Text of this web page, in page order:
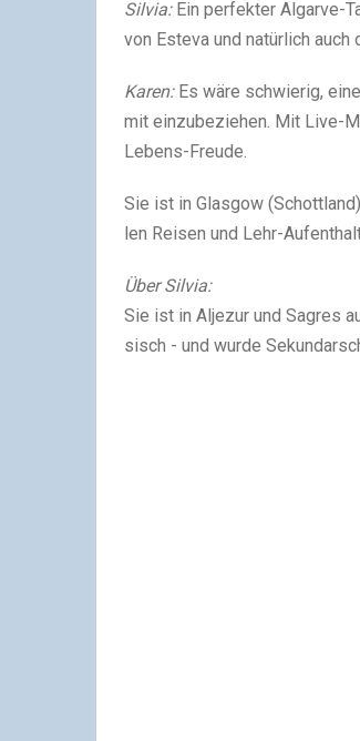
Sil­via: Ein per­fek­ter Algar­ve-
von Este­va und natür­lich auch
Karen: Es wäre schwie­rig,
mit ein­zu­be­zie­hen. Mit Live-
Lebens-Freu­de.
Sie ist in Glas­gow
len Rei­sen und Lehr-
Über Sil­via:
Sie ist in Alje­zur und Sag­res
sisch - und wur­de